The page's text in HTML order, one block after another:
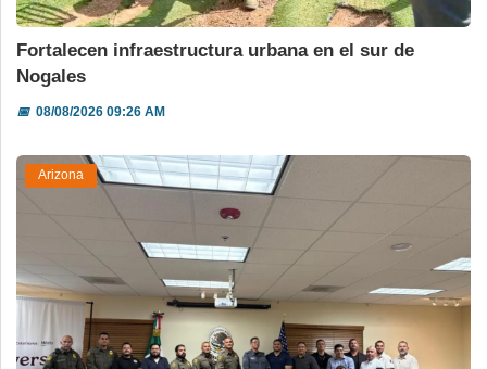
Fortalecen infraestructura urbana en el sur de
Nogales
📅08/08/2026 09:26 AM
Arizona